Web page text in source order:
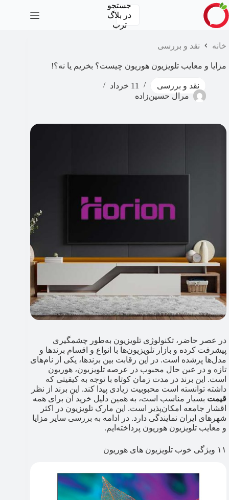
پرش
به
محتوا
جستجو
در بلاگ
ترب
خانه نقد و بررسی
مزایا و معایب تلویزیون هوریون چیست؟ بخریم یا نه؟!
نقد و بررسی
11 خرداد
مرال حسین‌زاده
در عصر حاضر، تکنولوژی تلویزیون به‌طور چشمگیری
پیشرفت کرده و بازار تلویزیون‌ها با انواع و اقسام برندها و
مدل‌ها پرشده است. در این رقابت بین برندها، یکی از نام‌های
تازه و در عین حال محبوب در عرصه تلویزیون، هوریون
است. این برند در مدت زمان کوتاه با توجه به کیفیتی که
داشته توانسته است محبوبیت زیادی پیدا کند. این برند از نظر
قیمت بسیار مناسب است، به همین دلیل خرید آن برای همه
اقشار جامعه امکان‌پذیر است. این مارک تلویزیون در اکثر
شهرهای ایران نمایندگی دارد. در ادامه به بررسی سایر مزایا
و معایب تلویزیون هوریون پرداخته‌ایم.
۱۱ ویژگی خوب تلویزیون های هوریون